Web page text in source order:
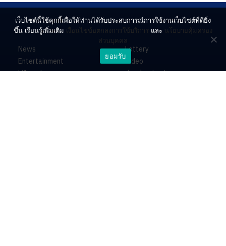
News
Entertainment
Lifestyle
Lottery
Video
ร่วมด้วยช่วยกัน
เว็บไซต์นี้ใช้คุกกี้เพื่อให้ท่านได้รับประสบการณ์การใช้งานเว็บไซต์ที่ดียิ่ง
ขึ้น เรียนรู้เพิ่มเติม เงื่อนไขข้อตกลงการใช้บริการ และ นโยบายคุ้มครอง
ส่วนบุคคล
ยอมรับ